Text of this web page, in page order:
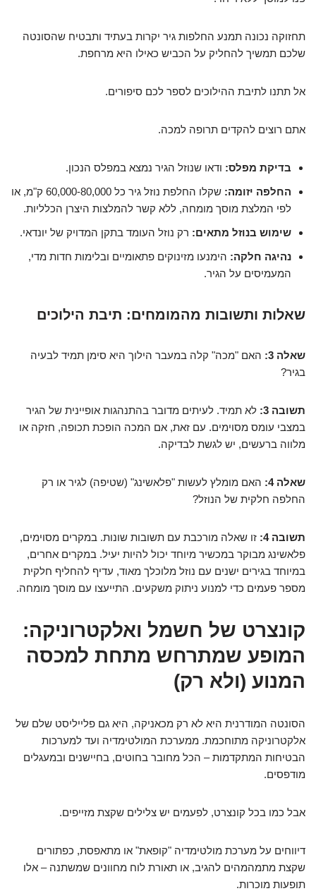
תחזוקה נכונה תמנע החלפות גיר יקרות בעתיד ותבטיח שהסונטה
שלכם תמשיך להחליק על הכביש כאילו היא מרחפת.
אל תתנו לתיבת ההילוכים לספר לכם סיפורים.
אתם רוצים להקדים תרופה למכה.
בדיקת מפלס: ודאו שנוזל הגיר נמצא במפלס הנכון.
החלפה יזומה:
שקלו החלפת נוזל גיר כל 60,000-80,000 ק"מ, או
לפי המלצת מוסך מומחה, ללא קשר להמלצות היצרן הכלליות.
שימוש בנוזל מתאים: רק נוזל העומד בתקן המדויק של יונדאי.
נהיגה חלקה: הימנעו מזינוקים פתאומיים ובלימות חדות מדי,
המעמיסים על הגיר.
שאלות ותשובות מהמומחים: תיבת הילוכים
שאלה 3:
האם "מכה" קלה במעבר הילוך היא סימן תמיד לבעיה
בגיר?
תשובה 3:
לא תמיד. לעיתים מדובר בהתנהגות אופיינית של הגיר
במצבי עומס מסוימים. עם זאת, אם המכה הופכת תכופה, חזקה או
מלווה ברעשים, יש לגשת לבדיקה.
שאלה 4:
האם מומלץ לעשות "פלאשינג" (שטיפה) לגיר או רק
החלפה חלקית של הנוזל?
תשובה 4:
זו שאלה מורכבת עם תשובות שונות. במקרים מסוימים,
פלאשינג מבוקר במכשיר מיוחד יכול להיות יעיל. במקרים אחרים,
במיוחד בגירים ישנים עם נוזל מלוכלך מאוד, עדיף להחליף חלקית
מספר פעמים כדי למנוע ניתוק משקעים. התייעצו עם מוסך מומחה.
קונצרט של חשמל ואלקטרוניקה:
המופע שמתרחש מתחת למכסה
המנוע (ולא רק)
הסונטה המודרנית היא לא רק מכאניקה, היא גם פלייליסט שלם של
אלקטרוניקה מתוחכמת. ממערכת המולטימדיה ועד למערכות
הבטיחות המתקדמות – הכל מחובר בחוטים, בחיישנים ובמעגלים
מודפסים.
אבל כמו בכל קונצרט, לפעמים יש צלילים שקצת מזייפים.
דיווחים על מערכת מולטימדיה "קופאת" או מתאפסת, כפתורים
שקצת מתמהמהים להגיב, או תאורת לוח מחוונים שמשתנה – אלו
תופעות מוכרות.